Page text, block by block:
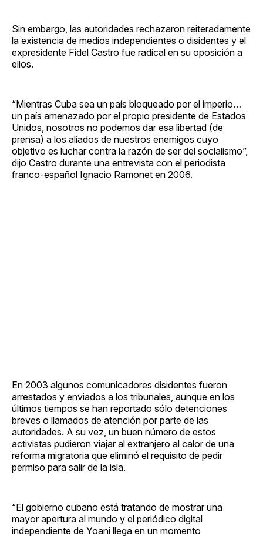
Sin embargo, las autoridades rechazaron reiteradamente
la existencia de medios independientes o disidentes y el
expresidente Fidel Castro fue radical en su oposición a
ellos.
“Mientras Cuba sea un país bloqueado por el imperio…
un país amenazado por el propio presidente de Estados
Unidos, nosotros no podemos dar esa libertad (de
prensa) a los aliados de nuestros enemigos cuyo
objetivo es luchar contra la razón de ser del socialismo”,
dijo Castro durante una entrevista con el periodista
franco-español Ignacio Ramonet en 2006.
En 2003 algunos comunicadores disidentes fueron
arrestados y enviados a los tribunales, aunque en los
últimos tiempos se han reportado sólo detenciones
breves o llamados de atención por parte de las
autoridades. A su vez, un buen número de estos
activistas pudieron viajar al extranjero al calor de una
reforma migratoria que eliminó el requisito de pedir
permiso para salir de la isla.
“El gobierno cubano está tratando de mostrar una
mayor apertura al mundo y el periódico digital
independiente de Yoani llega en un momento